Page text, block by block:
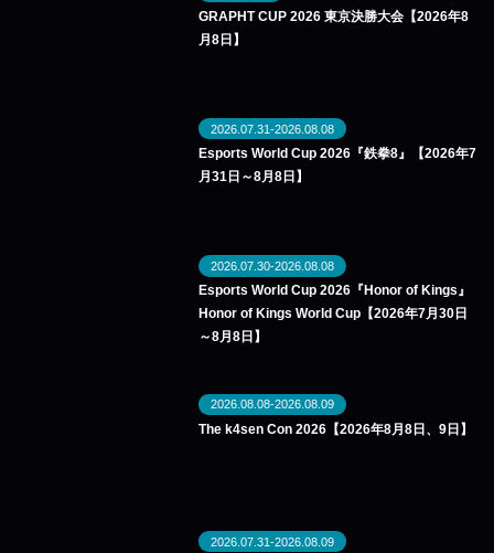
GRAPHT CUP 2026 東京決勝大会【2026年8
月8日】
2026.07.31-2026.08.08
Esports World Cup 2026『鉄拳8』【2026年7
月31日～8月8日】
2026.07.30-2026.08.08
Esports World Cup 2026『Honor of Kings』
Honor of Kings World Cup【2026年7月30日
～8月8日】
2026.08.08-2026.08.09
The k4sen Con 2026【2026年8月8日、9日】
2026.07.31-2026.08.09